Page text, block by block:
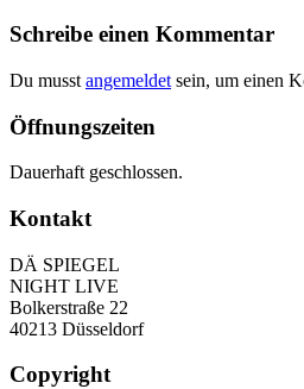
Schreibe einen Kommentar
Du musst angemeldet sein, um einen
Öffnungszeiten
Dauerhaft geschlossen.
Kontakt
DÄ SPIEGEL
NIGHT LIVE
Bolkerstraße 22
40213 Düsseldorf
Copyright